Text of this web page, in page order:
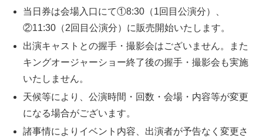
当日券は会場入口にて①8:30（1回目公演分）、
②11:30（2回目公演分）に販売開始いたします。
出演キャストとの握手・撮影会はございません。また
キングオージャーショー終了後の握手・撮影会も実施
いたしません。
天候等により、公演時間・回数・会場・内容等が変更
になる場合がございます。
諸事情によりイベント内容、出演者が予告なく変更さ